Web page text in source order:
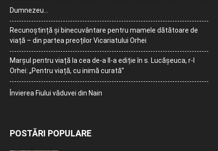
Dumnezeu…
Recunoștință și binecuvântare pentru mamele dătătoare de
viață – din partea preoților Vicariatului Orhei
Marșul pentru viață la cea de-a II-a ediție în s. Lucășeuca, r-l
Orhei: „Pentru viață, cu inimă curată”
Învierea Fiului văduvei din Nain
POSTĂRI POPULARE